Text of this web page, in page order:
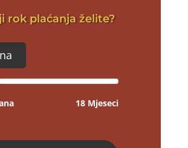
rok plaćanja želite?
18 Mjeseci